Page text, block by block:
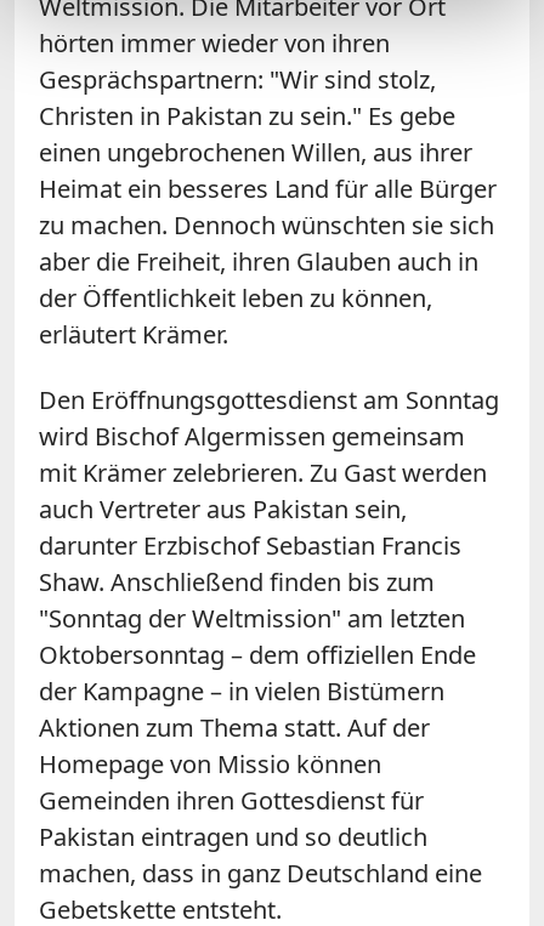
hörten immer wieder von ihren
Gesprächspartnern: "Wir sind stolz,
Christen in Pakistan zu sein." Es gebe
einen ungebrochenen Willen, aus ihrer
Heimat ein besseres Land für alle Bürger
zu machen. Dennoch wünschten sie sich
aber die Freiheit, ihren Glauben auch in
der Öffentlichkeit leben zu können,
erläutert Krämer.
Den Eröffnungsgottesdienst am Sonntag
wird Bischof Algermissen gemeinsam
mit Krämer zelebrieren. Zu Gast werden
auch Vertreter aus Pakistan sein,
darunter Erzbischof Sebastian Francis
Shaw. Anschließend finden bis zum
"Sonntag der Weltmission" am letzten
Oktobersonntag – dem offiziellen Ende
der Kampagne – in vielen Bistümern
Aktionen zum Thema statt. Auf der
Homepage von Missio können
Gemeinden ihren Gottesdienst für
Pakistan eintragen und so deutlich
machen, dass in ganz Deutschland eine
Gebetskette entsteht.